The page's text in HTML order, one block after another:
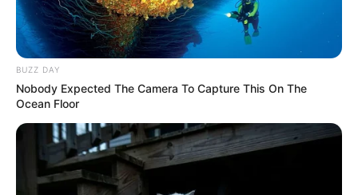
CAJICÁ, CUNDINAMARCA
homicidio culposo en
Valeria Afanador
BUZZ DAY
Nobody Expected The Camera To Capture This On The
Ocean Floor